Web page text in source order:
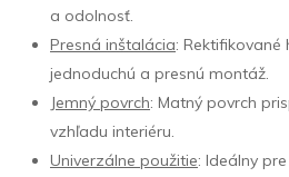
a odolnosť.
Presná inštalácia: Rektifikované
jednoduchú a presnú montáž.
Jemný povrch: Matný povrch
vzhľadu interiéru.
Univerzálne použitie: Ideálny